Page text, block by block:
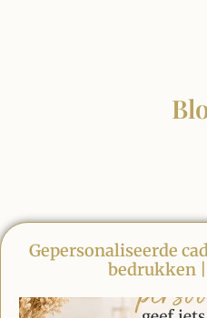
Gepersonaliseerde
bedrukken